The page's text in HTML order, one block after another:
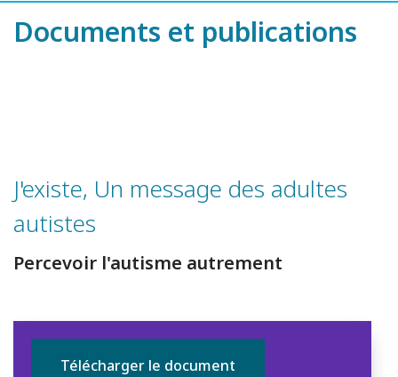
Documents et publications
J'existe, Un message des adultes
autistes
Percevoir l'autisme autrement
Télécharger le document